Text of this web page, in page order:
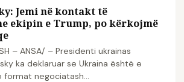
Jemi në kontakt të
ekipin e Trump, po kërkojmë
– ANSA/ – Presidenti ukrainas
ka deklaruar se Ukraina është e
format negociatash…